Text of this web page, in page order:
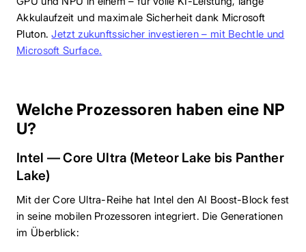
Akkulaufzeit und maximale Sicherheit dank Microsoft
Pluton.Jetzt zukunftssicher investieren – mit Bechtle und
Microsoft Surface.
Welche Prozessoren haben eine NP
U?
Intel — Core Ultra (Meteor Lake bis Panther
Lake)
Mit der Core Ultra-Reihe hat Intel den AI Boost-Block fest
in seine mobilen Prozessoren integriert. Die Generationen
im Überblick: